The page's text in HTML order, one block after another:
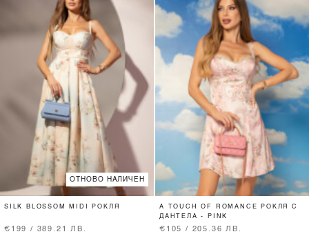
ОТНОВО НАЛИЧЕН
SILK BLOSSOM MIDI РОКЛЯ
€199 / 389.21 ЛВ.
A TOUCH OF ROMANCE РОКЛЯ С
ДАНТЕЛА - PINK
€105 / 205.36 ЛВ.